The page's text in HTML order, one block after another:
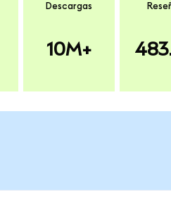
Descargas
10M+